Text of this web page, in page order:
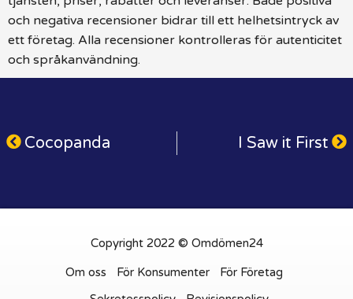
och negativa recensioner bidrar till ett helhetsintryck av
ett företag. Alla recensioner kontrolleras för autenticitet
och språkanvändning.
Cocopanda I Saw it First
Copyright 2022 © Omdömen24
Om oss För Konsumenter
För Företag